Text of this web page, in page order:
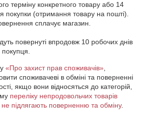
терміну конкретного товару або 14
покупки (отримання товару на пошті).
сплачує магазин.
повернуті впродовж 10 робочих днів
покупця.
«Про захист прав споживачів»
споживачеві в обміні та поверненні
якщо вони відносяться до категорій,
переліку непродовольчих товарів
підлягають поверненню та обміну.